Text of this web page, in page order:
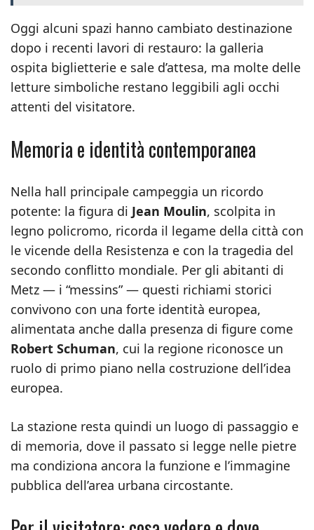
Oggi alcuni spazi hanno cambiato destinazione
dopo i recenti lavori di restauro: la galleria
ospita biglietterie e sale d’attesa, ma molte delle
letture simboliche restano leggibili agli occhi
attenti del visitatore.
Memoria e identità contemporanea
Nella hall principale campeggia un ricordo
potente: la figura di Jean Moulin, scolpita in
legno policromo, ricorda il legame della città con
le vicende della Resistenza e con la tragedia del
secondo conflitto mondiale. Per gli abitanti di
Metz — i “messins” — questi richiami storici
convivono con una forte identità europea,
alimentata anche dalla presenza di figure come
Robert Schuman, cui la regione riconosce un
ruolo di primo piano nella costruzione dell’idea
europea.
La stazione resta quindi un luogo di passaggio e
di memoria, dove il passato si legge nelle pietre
ma condiziona ancora la funzione e l’immagine
pubblica dell’area urbana circostante.